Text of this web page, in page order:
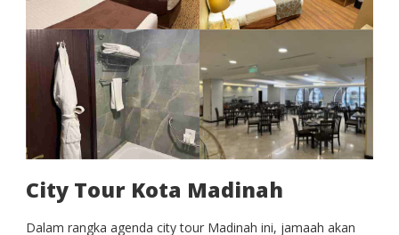
City Tour Kota Madinah
Dalam rangka agenda city tour Madinah ini, jamaah akan